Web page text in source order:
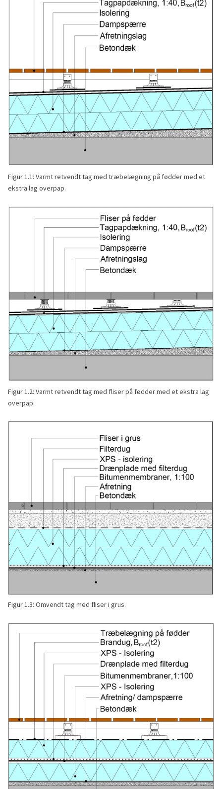
Figur 1.1: Varmt retvendt tag med træbelægning på fødder med et
ekstra lag overpap.
Figur 1.2: Varmt retvendt tag med fliser på fødder med et ekstra lag
overpap.
Figur 1.3: Omvendt tag med fliser i grus.